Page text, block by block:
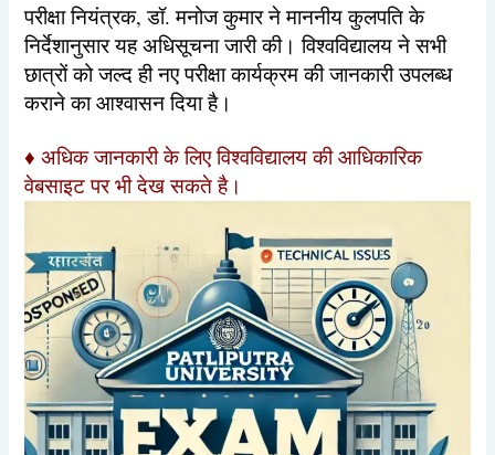
परीक्षा नियंत्रक, डॉ. मनोज कुमार ने माननीय कुलपति के
निर्देशानुसार यह अधिसूचना जारी की। विश्वविद्यालय ने सभी
छात्रों को जल्द ही नए परीक्षा कार्यक्रम की जानकारी उपलब्ध
कराने का आश्वासन दिया है।
♦ अधिक जानकारी के लिए विश्वविद्यालय की आधिकारिक
वेबसाइट पर भी देख सकते है।